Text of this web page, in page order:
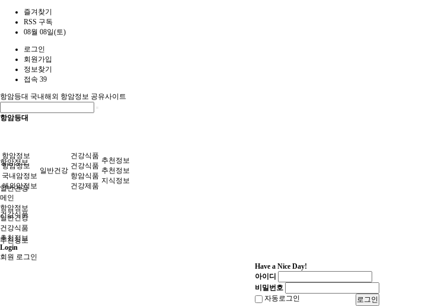
즐겨찾기
RSS 구독
08월 08일(토)
로그인
회원가입
정보찾기
접속 39
항암등대 국내해외 항암정보 공유사이트
항암등대
항암정보
일반건강
건강식품
추천정보
항암정보
항암정보
국내암정보
해외암정보
일반건강
건강식품
건강식품
항암식품
건강제품
추천정보
추천정보
지식정보
메인
항암정보
일반건강
건강식품
추천정보
Login
회원 로그인
Have a Nice Day!
아이디
비밀번호
자동로그인
로그인